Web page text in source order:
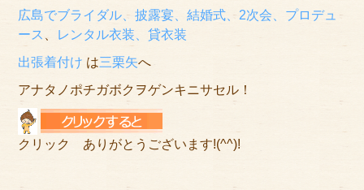
広島でブライダル、披露宴、結婚式、2次会、プロデュ
ース
レンタル衣装、貸衣装
出張着付け は三栗矢へ
アナタノポチガボクヲゲンキニサセル！
クリック ありがとうございます!(^^)!